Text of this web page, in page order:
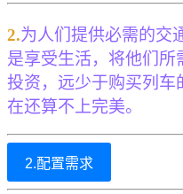
2.为人们提供必需的交
是享受生活，将他们
投资，远少于购买列
在还算不上完美。
2.配置需求